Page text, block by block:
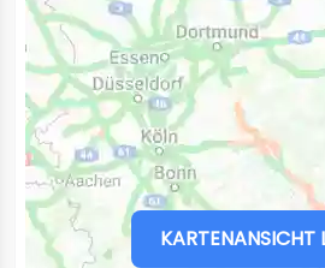
KARTENANSICHT